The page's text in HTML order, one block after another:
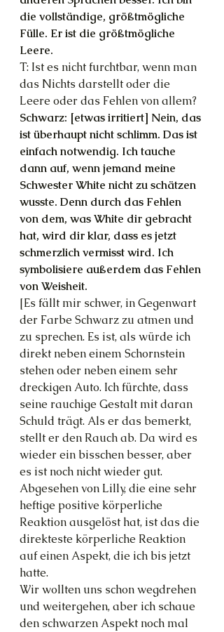
die vollständige, größtmögliche
Fülle. Er ist die größtmögliche
Leere.
T: Ist es nicht furchtbar, wenn man
das Nichts darstellt oder die
Leere oder das Fehlen von allem?
Schwarz: [etwas irritiert] Nein, das
ist überhaupt nicht schlimm. Das ist
einfach notwendig. Ich tauche
dann auf, wenn jemand meine
Schwester White nicht zu schätzen
wusste. Denn durch das Fehlen
von dem, was White dir gebracht
hat, wird dir klar, dass es jetzt
schmerzlich vermisst wird. Ich
symbolisiere außerdem das Fehlen
von Weisheit.
[Es fällt mir schwer, in Gegenwart
der Farbe Schwarz zu atmen und
zu sprechen. Es ist, als würde ich
direkt neben einem Schornstein
stehen oder neben einem sehr
dreckigen Auto. Ich fürchte, dass
seine rauchige Gestalt mit daran
Schuld trägt. Als er das bemerkt,
stellt er den Rauch ab. Da wird es
wieder ein bisschen besser, aber
es ist noch nicht wieder gut.
Abgesehen von Lilly, die eine sehr
heftige positive körperliche
Reaktion ausgelöst hat, ist das die
direkteste körperliche Reaktion
auf einen Aspekt, die ich bis jetzt
hatte.
Wir wollten uns schon wegdrehen
und weitergehen, aber ich schaue
den schwarzen Aspekt noch mal